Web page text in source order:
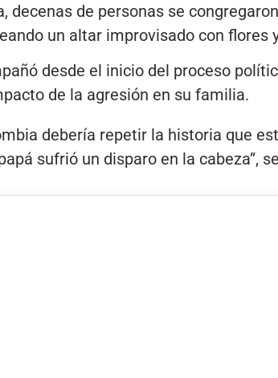
decenas de personas se
un altar improvisado con flores
desde el inicio del proceso
de la agresión en su familia.
debería repetir la historia que
sufrió un disparo en la cabeza”,